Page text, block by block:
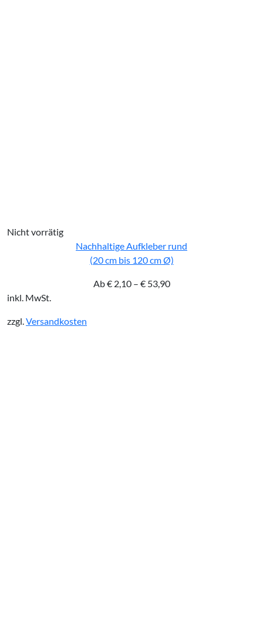
Nicht vorrätig
Nachhaltige Aufkleber rund
(20 cm bis 120 cm Ø)
Ab€2,10– €53,90
inkl. MwSt.
zzgl.Versandkosten